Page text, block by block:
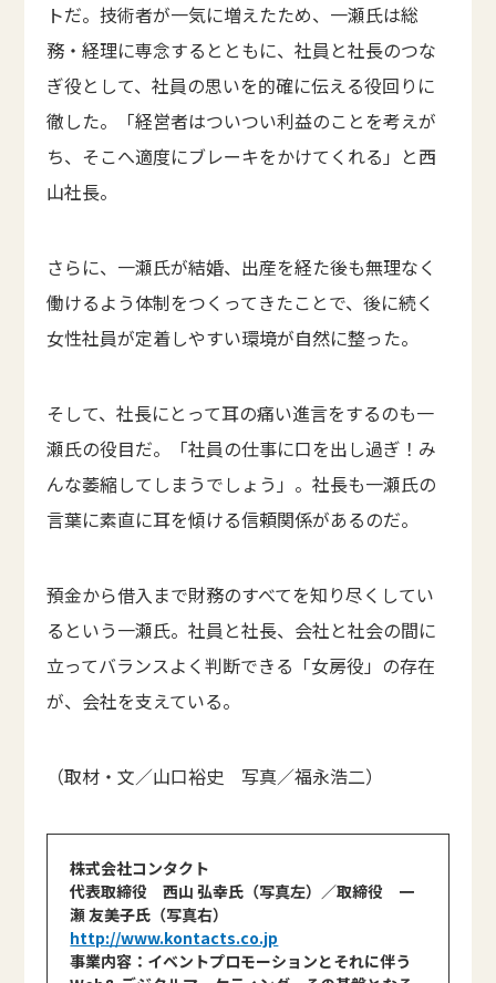
トだ。技術者が一気に増えたため、一瀬氏は総
務・経理に専念するとともに、社員と社長のつな
ぎ役として、社員の思いを的確に伝える役回りに
徹した。「経営者はついつい利益のことを考えが
ち、そこへ適度にブレーキをかけてくれる」と西
山社長。
さらに、一瀬氏が結婚、出産を経た後も無理なく
働けるよう体制をつくってきたことで、後に続く
女性社員が定着しやすい環境が自然に整った。
そして、社長にとって耳の痛い進言をするのも一
瀬氏の役目だ。「社員の仕事に口を出し過ぎ！み
んな萎縮してしまうでしょう」。社長も一瀬氏の
言葉に素直に耳を傾ける信頼関係があるのだ。
預金から借入まで財務のすべてを知り尽くしてい
るという一瀬氏。社員と社長、会社と社会の間に
立ってバランスよく判断できる「女房役」の存在
が、会社を支えている。
（取材・文／山口裕史 写真／福永浩二）
株式会社コンタクト
代表取締役 西山 弘幸氏（写真左）／取締役 一
瀬 友美子氏（写真右）
http://www.kontacts.co.jp
事業内容：イベントプロモーションとそれに伴う